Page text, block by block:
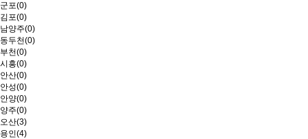
군포(0)
김포(0)
남양주(0)
동두천(0)
부천(0)
시흥(0)
안산(0)
안성(0)
안양(0)
양주(0)
오산(3)
용인(4)